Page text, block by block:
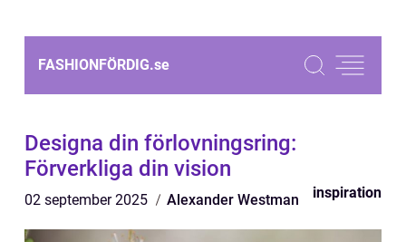
FASHIONFÖRDIG.se
Designa din förlovningsring:
Förverkliga din vision
02 september 2025 Alexander Westman inspiration